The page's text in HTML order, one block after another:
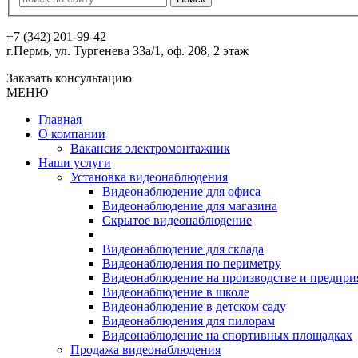
+7 (342) 201-99-42
г.Пермь, ул. Тургенева 33а/1, оф. 208, 2 этаж
Заказать консультацию
МЕНЮ
Главная
О компании
Вакансия электромонтажник
Наши услуги
Установка видеонаблюдения
Видеонаблюдение для офиса
Видеонаблюдение для магазина
Скрытое видеонаблюдение
Видеонаблюдение для склада
Видеонаблюдения по периметру
Видеонаблюдение на производстве и
Видеонаблюдение в школе
Видеонаблюдение в детском саду
Видеонаблюдения для пилорам
Видеонаблюдение на спортивных площадках
Продажа видеонаблюдения